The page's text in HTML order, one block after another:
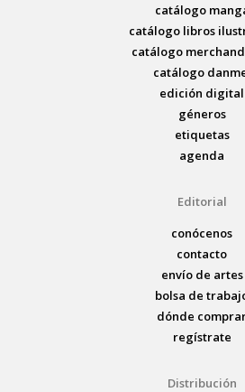
catálogo
catálogo libros
catálogo
catálogo
edición digital
géneros
etiquetas
agenda
Editorial
conócenos
contacto
envío de artes
bolsa de
dónde
regístrate
Distribución